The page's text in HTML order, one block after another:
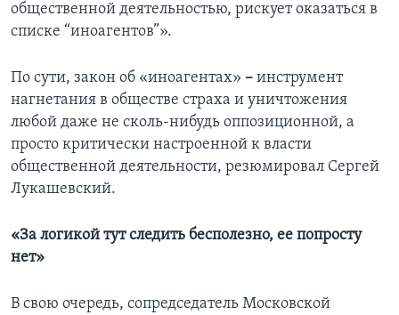
общественной деятельностью, рискует оказаться в
списке “иноагентов”».
По сути, закон об «иноагентах» – инструмент
нагнетания в обществе страха и уничтожения
любой даже не сколь-нибудь оппозиционной, а
просто критически настроенной к власти
общественной деятельности, резюмировал Сергей
Лукашевский.
«За логикой тут следить бесполезно, ее попросту
нет»
В свою очередь, сопредседатель Московской